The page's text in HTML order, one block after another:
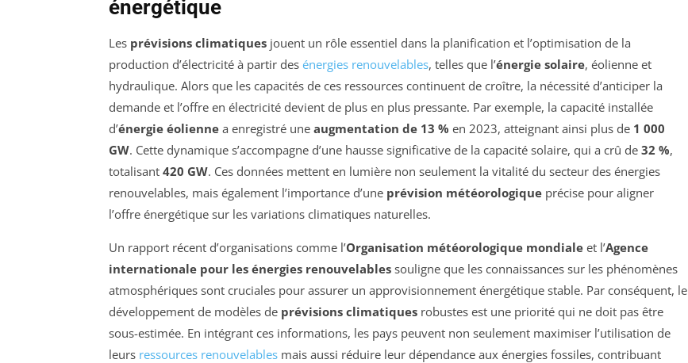
énergétique
Les prévisions climatiques jouent un rôle essentiel dans la planification et l’optimisation de la
production d’électricité à partir des énergies renouvelables, telles que l’énergie solaire, éolienne et
hydraulique. Alors que les capacités de ces ressources continuent de croître, la nécessité d’anticiper la
demande et l’offre en électricité devient de plus en plus pressante. Par exemple, la capacité installée
d’énergie éolienne a enregistré une augmentation de 13 % en 2023, atteignant ainsi plus de 1 000
GW. Cette dynamique s’accompagne d’une hausse significative de la capacité solaire, qui a crû de 32 %,
totalisant 420 GW. Ces données mettent en lumière non seulement la vitalité du secteur des énergies
renouvelables, mais également l’importance d’une prévision météorologique précise pour aligner
l’offre énergétique sur les variations climatiques naturelles.
Un rapport récent d’organisations comme l’Organisation météorologique mondiale et l’Agence
internationale pour les énergies renouvelables souligne que les connaissances sur les phénomènes
atmosphériques sont cruciales pour assurer un approvisionnement énergétique stable. Par conséquent, le
développement de modèles de prévisions climatiques robustes est une priorité qui ne doit pas être
sous-estimée. En intégrant ces informations, les pays peuvent non seulement maximiser l’utilisation de
leurs ressources renouvelables mais aussi réduire leur dépendance aux énergies fossiles, contribuant